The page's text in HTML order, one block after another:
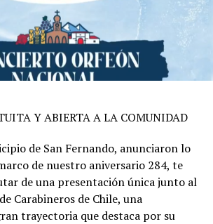
Y ABIERTA A LA COMUNIDAD
de San Fernando, anunciaron lo
de nuestro aniversario 284, te
de una presentación única junto al
Carabineros de Chile, una
trayectoria que destaca por su